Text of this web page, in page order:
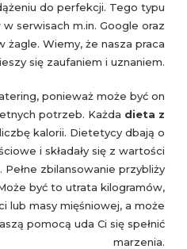
do perfekcji. Tego typu
serwisach m.in. Google oraz
Wiemy, że nasza praca
się zaufaniem i uznaniem.
ponieważ może być on
potrzeb. Każda dieta z
kalorii. Dietetycy dbają o
i składały się z wartości
zbilansowanie przybliży
być to utrata kilogramów,
lub masy mięśniowej, a może
pomocą uda Ci się spełnić
marzenia.